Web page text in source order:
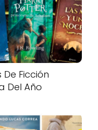
De Ficción
Del Año